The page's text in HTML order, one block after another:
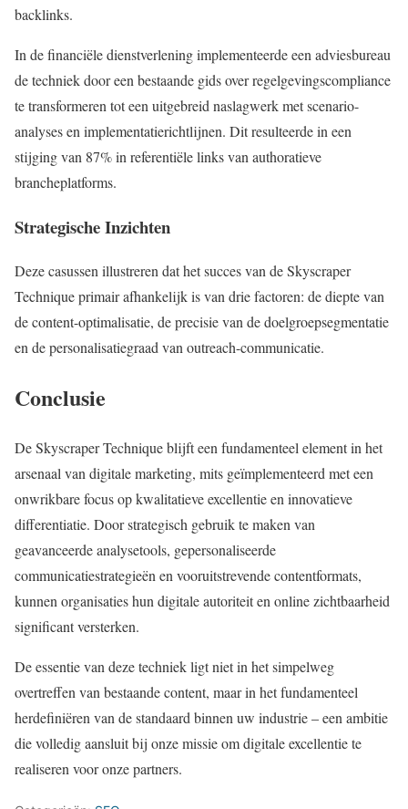
backlinks.
In de financiële dienstverlening implementeerde een adviesbureau
de techniek door een bestaande gids over regelgevingscompliance
te transformeren tot een uitgebreid naslagwerk met scenario-
analyses en implementatierichtlijnen. Dit resulteerde in een
stijging van 87% in referentiële links van authoratieve
brancheplatforms.
Strategische Inzichten
Deze casussen illustreren dat het succes van de Skyscraper
Technique primair afhankelijk is van drie factoren: de diepte van
de content-optimalisatie, de precisie van de doelgroepsegmentatie
en de personalisatiegraad van outreach-communicatie.
Conclusie
De Skyscraper Technique blijft een fundamenteel element in het
arsenaal van digitale marketing, mits geïmplementeerd met een
onwrikbare focus op kwalitatieve excellentie en innovatieve
differentiatie. Door strategisch gebruik te maken van
geavanceerde analysetools, gepersonaliseerde
communicatiestrategieën en vooruitstrevende contentformats,
kunnen organisaties hun digitale autoriteit en online zichtbaarheid
significant versterken.
De essentie van deze techniek ligt niet in het simpelweg
overtreffen van bestaande content, maar in het fundamenteel
herdefiniëren van de standaard binnen uw industrie – een ambitie
die volledig aansluit bij onze missie om digitale excellentie te
realiseren voor onze partners.